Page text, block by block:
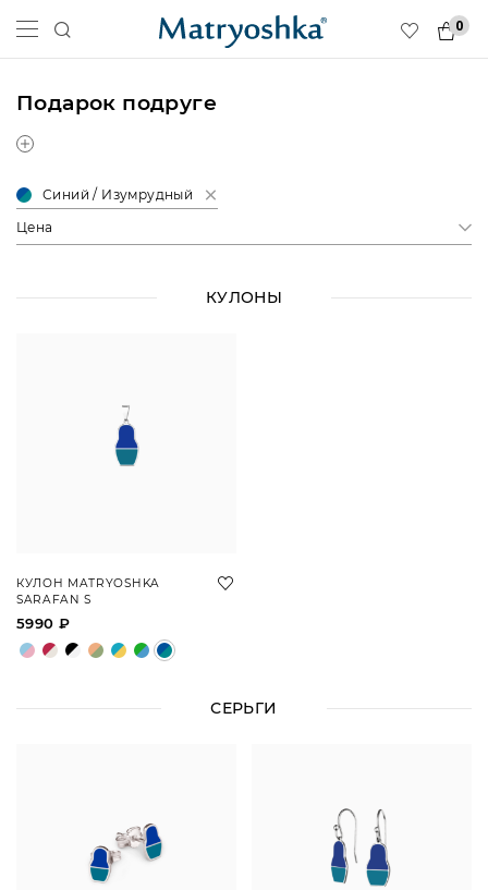
0
Подарок подруге
Синий / Изумрудный
Цена
КУЛОНЫ
КУЛОН MATRYOSHKA
SARAFAN S
5990 ₽
СЕРЬГИ